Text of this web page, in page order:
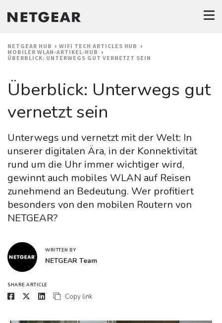
NETGEAR HUB
WIFI TECH ARTICLES HUB
MOBILER WLAN-ARTIKEL-HUB
ÜBERBLICK: UNTERWEGS GUT VERNETZT SEIN
Überblick: Unterwegs gut
vernetzt sein
Unterwegs und vernetzt mit der Welt: In
unserer digitalen Ära, in der Konnektivität
rund um die Uhr immer wichtiger wird,
gewinnt auch mobiles WLAN auf Reisen
zunehmend an Bedeutung. Wer profitiert
besonders von den mobilen Routern von
NETGEAR?
WRITTEN BY
NETGEAR Team
SHARE ARTICLE
Copy link